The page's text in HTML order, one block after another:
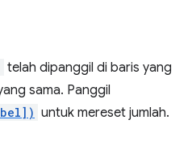
telah dipanggil di baris yang
sama. Panggil
untuk mereset jumlah.